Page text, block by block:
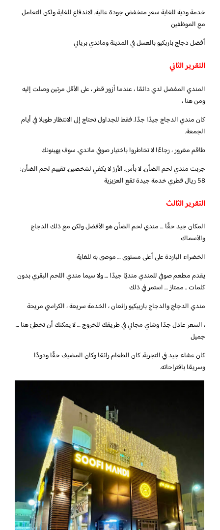
خدمة ودية للغاية سعر منخفض جودة عالية. الاندفاع للغاية ولكن التعامل
مع الموظفين
أفضل دجاج باربكيو بالعسل في المدينة وماندي برياني
التقرير الثاني
المندي المفضل لدي دائمًا ، عندما أزور قطر ، على الأقل مرتين وصلت إليه
ومن هنا ،
كان مندي الدجاج جيدًا جدًا. فقط للجداول تحتاج إلى الانتظار طويلا في أيام
الجمعة.
طاقم مغرور ، رجاءًا لا تخاطروا باختيار صوفي ماندي. سوف يهينونك
جربت مندي لحم الضأن. لا بأس. الأرز لا يكفي لشخصين. تقييم لحم الضأن:
58 ريال قطري خدمة جيدة تقع العزيزية
التقرير الثالث
المكان جيد حقًا … مندي لحم الضأن هو الأفضل ولكن مع ذلك الدجاج
والأسماك
الخضراء الباردة على أعلى مستوى … موصى به للغاية
يقدم مطعم صوفي للمندي منديًا جيدًا … ولا سيما مندي اللحم البقري بدون
كلمات .. ممتاز … استمر في ذلك
مندي الدجاج والدجاج باربيكيو رائعان ، الخدمة سريعة ، الكراسي مريحة
، السعر عادل جدًا وشاي مجاني في طريقك للخروج … لا يمكنك أن تخطئ هنا …
جميل
كان عشاء جيد في التجربة. كان الطعام رائعًا وكان المضيف حقًا ودودًا
وسريعًا باقتراحاته.